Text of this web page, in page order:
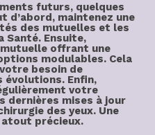
futurs, quelques
d’abord, maintenez une
des mutuelles et les
Santé. Ensuite,
offrant une
modulables. Cela
besoin de
évolutions. Enfin,
votre
dernières mises à jour
des yeux. Une
précieux.